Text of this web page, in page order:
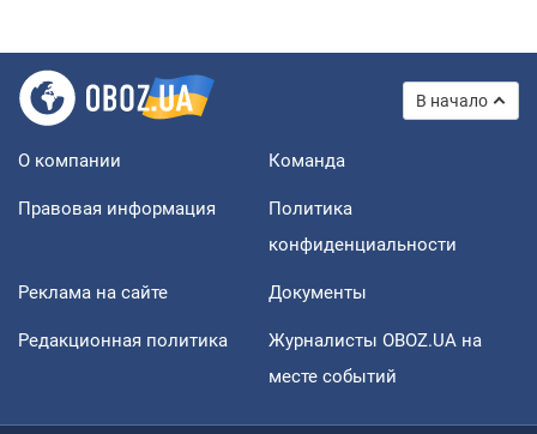
В начало
О компании Команда
Правовая информация
Политика
конфиденциальности
Реклама на сайте Документы
Редакционная политика
Журналисты OBOZ.UA на
месте событий